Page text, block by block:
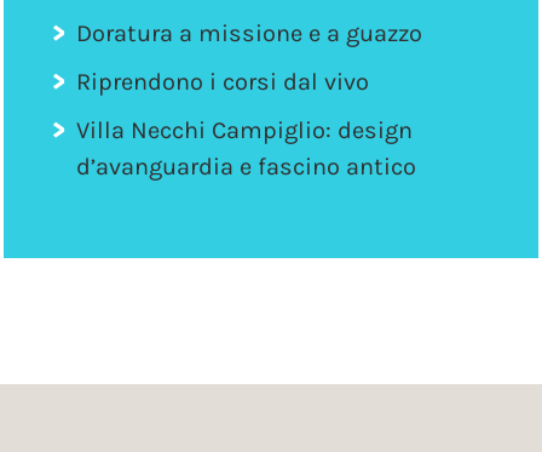
Doratura a missione e a guazzo
Riprendono i corsi dal vivo
Villa Necchi Campiglio: design
d’avanguardia e fascino antico